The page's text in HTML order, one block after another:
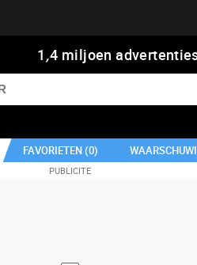
1 ,4 miljoen
FAVORIETEN (0)